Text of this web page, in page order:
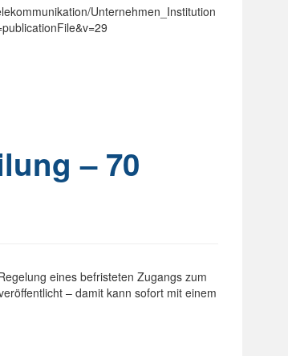
Unternehmen_Institution
– 70
eines befristeten Zugangs zum
– damit kann sofort mit einem